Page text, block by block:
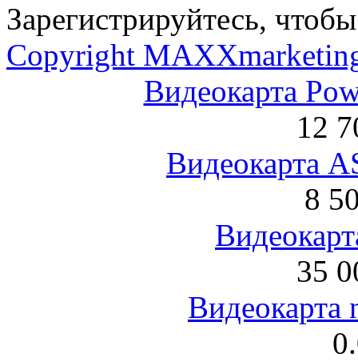
Зарегистрируйтесь,
Copyright
Видеокарта
12
Видеокарта
8
35
Видеокарта